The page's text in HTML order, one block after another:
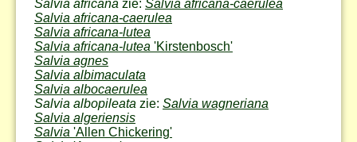
Salvia africana zie: Salvia africana-caerulea
Salvia africana-caerulea
Salvia africana-lutea
Salvia africana-lutea 'Kirstenbosch'
Salvia agnes
Salvia albimaculata
Salvia albocaerulea
Salvia albopileata zie: Salvia wagneriana
Salvia algeriensis
Salvia 'Allen Chickering'